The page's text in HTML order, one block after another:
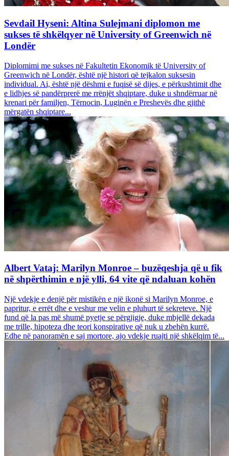
Sevdail Hyseni: Altina Sulejmani diplomon me
sukses të shkëlqyer në University of Greenwich në
Londër
Diplomimi me sukses në Fakultetin Ekonomik të University of
Greenwich në Londër, është një histori që tejkalon suksesin
individual. Ai, është një dëshmi e fuqisë së dijes, e përkushtimit dhe
e lidhjes së pandërprerë me rrënjët shqiptare, duke u shndërruar në
krenari për familjen, Tërnocin, Luginën e Preshevës dhe gjithë
mërgatën shqiptare...
Albert Vataj: Marilyn Monroe – buzëqeshja që u fik
në shpërthimin e një ylli, 64 vite që ndaluan kohën
Një vdekje e denjë për mistikën e një ikonë si Marilyn Monroe, e
papritur, e errët dhe e veshur me velin e pluhurt të sekreteve. Një
fund që la pas më shumë pyetje se përgjigje, duke mbjellë dekada
me trille, hipoteza dhe teori konspirative që nuk u zbehën kurrë.
Edhe në panoramën e saj mortore, ajo vdekje ruajti një shkëlqim të...